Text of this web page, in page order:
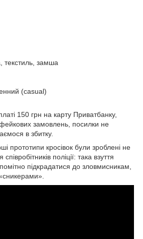
текстиль, замша
(casual)
150 грн на карту Приватбанку,
замовлень, посилки не
в збитку.
прототипи кросівок були зроблені не
поліції: така взуття
підкрадатися до зловмисникам,